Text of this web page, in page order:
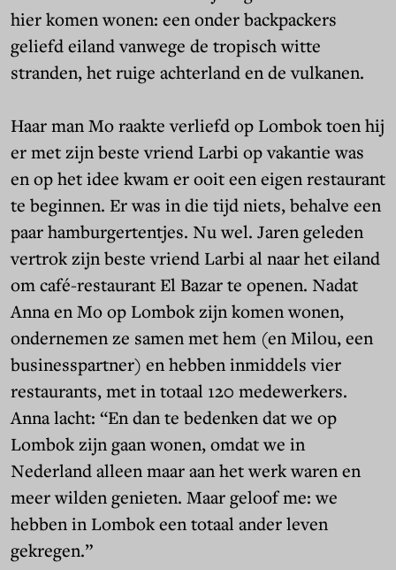
hier komen wonen: een onder backpackers
geliefd eiland vanwege de tropisch witte
stranden, het ruige achterland en de vulkanen.
Haar man Mo raakte verliefd op Lombok toen hij
er met zijn beste vriend Larbi op vakantie was
en op het idee kwam er ooit een eigen restaurant
te beginnen. Er was in die tijd niets, behalve een
paar hamburgertentjes. Nu wel. Jaren geleden
vertrok zijn beste vriend Larbi al naar het eiland
om café-restaurant El Bazar te openen. Nadat
Anna en Mo op Lombok zijn komen wonen,
ondernemen ze samen met hem (en Milou, een
businesspartner) en hebben inmiddels vier
restaurants, met in totaal 120 medewerkers.
Anna lacht: “En dan te bedenken dat we op
Lombok zijn gaan wonen, omdat we in
Nederland alleen maar aan het werk waren en
meer wilden genieten. Maar geloof me: we
hebben in Lombok een totaal ander leven
gekregen.”